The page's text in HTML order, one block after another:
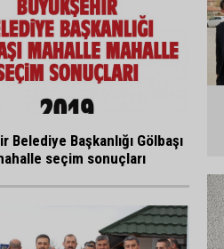
Belediye Başkanlığı Gölbaşı
seçim sonuçları